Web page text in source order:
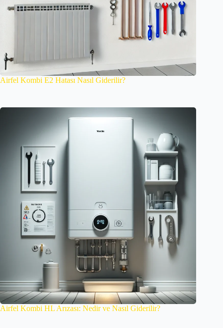
Airfel Kombi E2 Hatası Nasıl Giderilir?
Airfel Kombi HL Arızası: Nedir ve Nasıl Giderilir?